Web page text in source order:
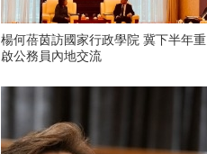
楊何蓓茵訪國家行政學院 冀下半年重
啟公務員內地交流